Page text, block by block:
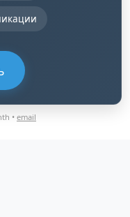
•email